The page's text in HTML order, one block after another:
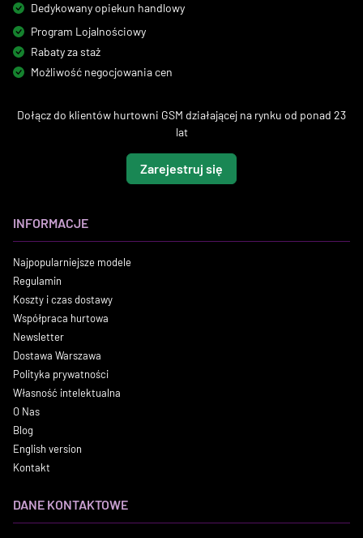
Dedykowany opiekun handlowy
Program Lojalnościowy
Rabaty za staż
Możliwość negocjowania cen
Dołącz do klientów hurtowni GSM działającej na rynku od ponad 23
lat
Zarejestruj się
INFORMACJE
Najpopularniejsze modele
Regulamin
Koszty i czas dostawy
Współpraca hurtowa
Newsletter
Dostawa Warszawa
Polityka prywatności
Własność intelektualna
O Nas
Blog
English version
Kontakt
DANE KONTAKTOWE